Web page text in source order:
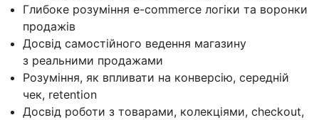
Глибоке розуміння e-commerce логіки та воронки
продажів
Досвід самостійного ведення магазину
з реальними продажами
Розуміння, як впливати на конверсію, середній
чек, retention
Досвід роботи з товарами, колекціями, checkout,